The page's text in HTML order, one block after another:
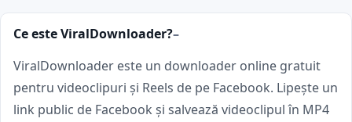
Ce este ViralDownloader?
ViralDownloader este un downloader online gratuit
pentru videoclipuri și Reels de pe Facebook. Lipește un
link public de Facebook și salvează videoclipul în MP4